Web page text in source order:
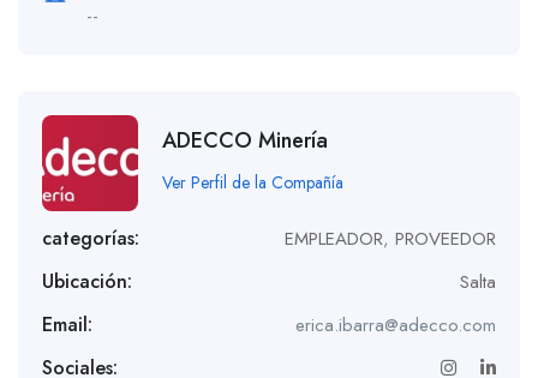
--
ADECCO Minería
Ver Perfil de la Compañía
categorías: EMPLEADOR, PROVEEDOR
Ubicación: Salta
Email: erica.ibarra@adecco.com
Sociales: